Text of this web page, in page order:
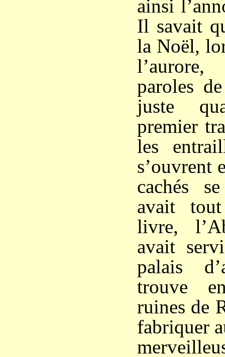
ainsi
Il savait
la Noël,
paroles
juste
premier
les
s’ouvrent
cachés
avait
livre,
avait
palais
trouve
ruines de
fabriquer